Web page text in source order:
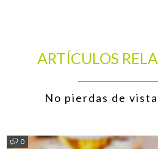
ARTÍCULOS
No pierdas de
0